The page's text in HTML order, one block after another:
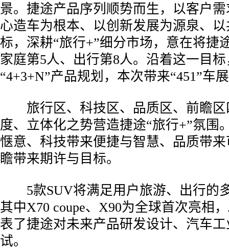
景。捷途产品序列顺势而生，以客户
心造车为根本、以创新发展为源泉、
标，深耕“旅行+”细分市场，意在将捷
家庭第5人、出行第8人。沿着这一目
“4+3+N”产品规划，本次带来“451”车
旅行区、科技区、品质区、前瞻区
度、立体化之势营造捷途“旅行+”氛围
惬意、科技带来便捷与智慧、品质带
瞻带来期许与目标。
5款SUV将满足用户旅游、出行的
其中X70 coupe、X90为全球首次亮相
表了捷途对未来产品研发设计、汽车
试。